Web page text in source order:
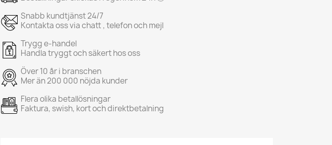
Snabb kundtjänst 24/7
Kontakta oss via chatt , telefon och mejl
Trygg e-handel
Handla tryggt och säkert hos oss
Över 10 år i branschen
Mer än 200 000 nöjda kunder
Flera olika betallösningar
Faktura, swish, kort och direktbetalning